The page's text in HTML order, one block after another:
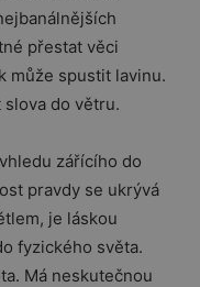
přestat věci
může spustit lavinu.
do větru.
zářícího do
pravdy se ukrývá
je láskou
fyzického světa.
Má neskutečnou